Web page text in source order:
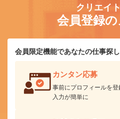
クリエイ
会員登録
会員限定機能であなたの仕事探
カンタン応募
事前にプロフィールを
入力が簡単に